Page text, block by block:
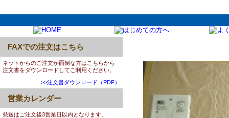
FAXでの注文はこちら
ネットからのご注文が面倒な方はこちらから
注文書をダウンロードしてご利用ください。
>>注文書ダウンロード（PDF）
営業カレンダー
発送はご注文後3営業日以内となります。